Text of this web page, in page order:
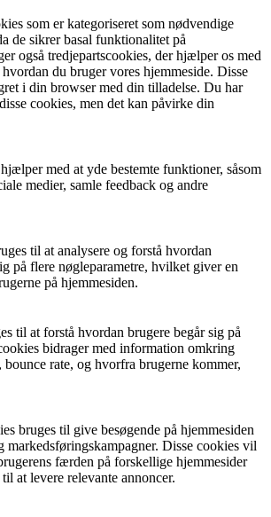
som er kategoriseret som nødvendige
de sikrer basal funktionalitet på
også tredjepartscookies, der hjælper os med
du bruger vores hjemmeside. Disse
i din browser med din tilladelse. Du har
cookies, men det kan påvirke din
med at yde bestemte funktioner, såsom
medier, samle feedback og andre
til at analysere og forstå hvordan
på flere nøgleparametre, hvilket giver en
på hjemmesiden.
til at forstå hvordan brugere begår sig på
bidrager med information omkring
bounce rate, og hvorfra brugerne kommer,
bruges til give besøgende på hjemmesiden
markedsføringskampagner. Disse cookies vil
færden på forskellige hjemmesider
at levere relevante annoncer.